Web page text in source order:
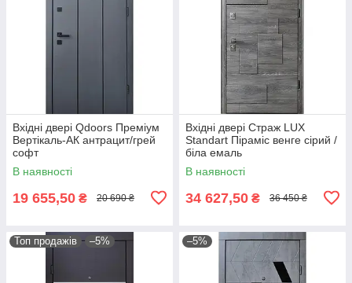
Вхідні двері Qdoors Преміум
Вертікаль-АК антрацит/грей
софт
В наявності
19 655,50 ₴ 20 690 ₴
Вхідні двері Страж LUX
Standart Піраміс венге сірий /
біла емаль
В наявності
34 627,50 ₴ 36 450 ₴
Топ продажів –5% –5%